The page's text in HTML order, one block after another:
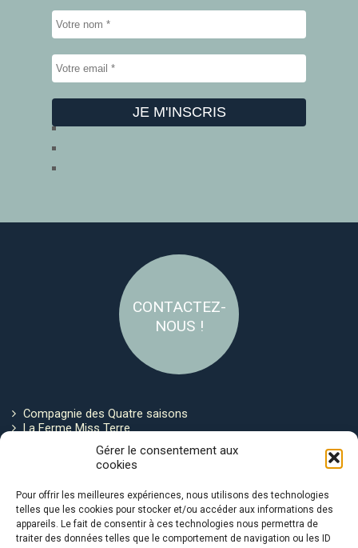
Gérer le consentement aux
cookies
Pour offrir les meilleures expériences, nous utilisons des technologies
telles que les cookies pour stocker et/ou accéder aux informations des
appareils. Le fait de consentir à ces technologies nous permettra de
traiter des données telles que le comportement de navigation ou les ID
CONTACTEZ-
NOUS !
Compagnie des Quatre saisons
La Ferme Miss Terre
Politique de cookies